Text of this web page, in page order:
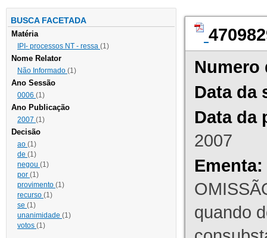
BUSCA FACETADA
Matéria
IPI- processos NT - ressa (1)
Nome Relator
Não Informado (1)
Ano Sessão
0006 (1)
Ano Publicação
2007 (1)
Decisão
ao (1)
de (1)
negou (1)
por (1)
provimento (1)
recurso (1)
se (1)
unanimidade (1)
votos (1)
Numero
Data da
Data da
2007
Ementa:
quando